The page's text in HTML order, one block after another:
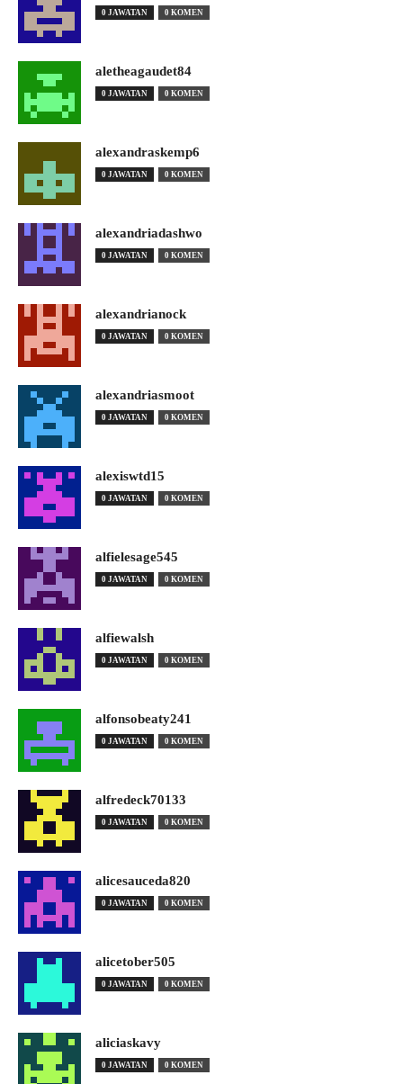
0 JAWATAN 0 KOMEN
aletheagaudet84
0 JAWATAN 0 KOMEN
alexandraskemp6
0 JAWATAN 0 KOMEN
alexandriadashwo
0 JAWATAN 0 KOMEN
alexandrianock
0 JAWATAN 0 KOMEN
alexandriasmoot
0 JAWATAN 0 KOMEN
alexiswtd15
0 JAWATAN 0 KOMEN
alfielesage545
0 JAWATAN 0 KOMEN
alfiewalsh
0 JAWATAN 0 KOMEN
alfonsobeaty241
0 JAWATAN 0 KOMEN
alfredeck70133
0 JAWATAN 0 KOMEN
alicesauceda820
0 JAWATAN 0 KOMEN
alicetober505
0 JAWATAN 0 KOMEN
aliciaskavy
0 JAWATAN 0 KOMEN